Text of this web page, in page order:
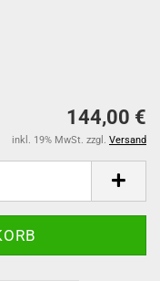
144,00 €
inkl. 19% MwSt. zzgl. Versand